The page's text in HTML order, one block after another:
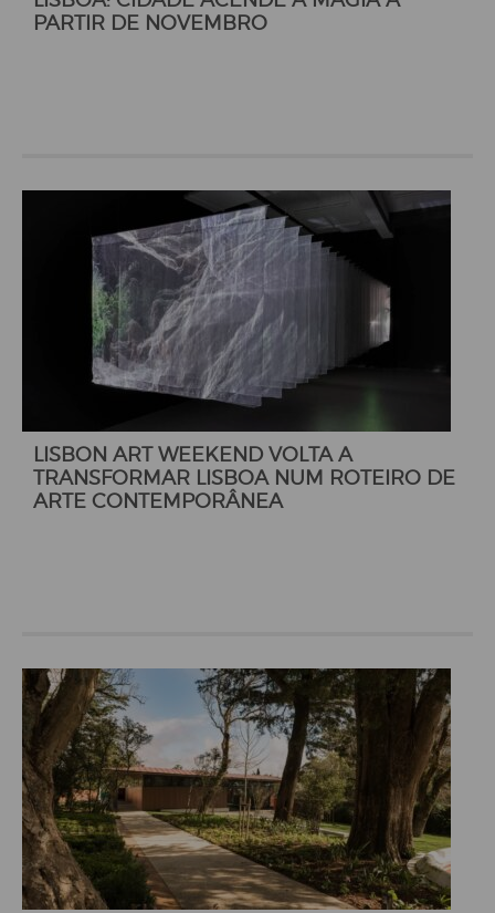
PARTIR DE NOVEMBRO
LISBON ART WEEKEND VOLTA A
TRANSFORMAR LISBOA NUM ROTEIRO DE
ARTE CONTEMPORÂNEA